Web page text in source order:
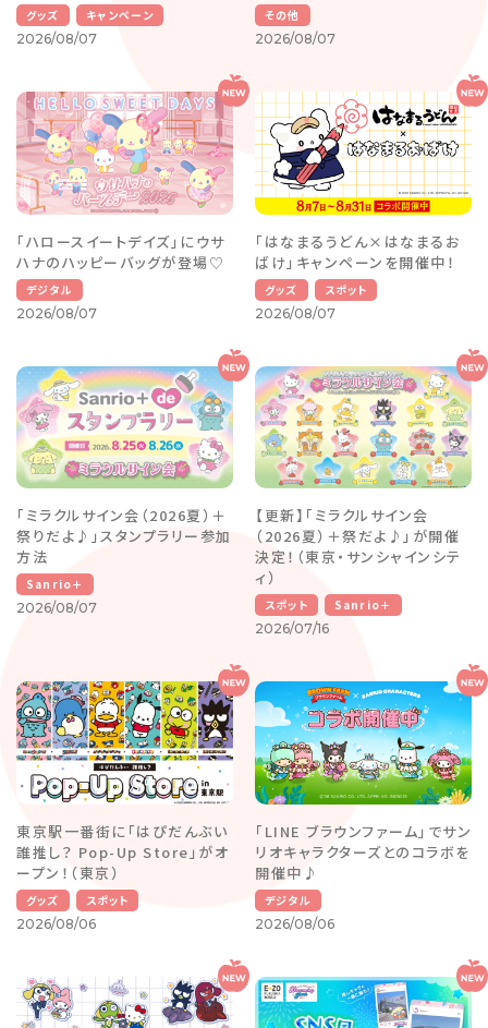
グッズ
キャンペーン
2026/08/07
その他
2026/08/07
「ハロースイートデイズ」にウサ
ハナのハッピーバッグが登場♡
デジタル
2026/08/07
「はなまるうどん×はなまるお
ばけ」キャンペーンを開催中！
グッズ
スポット
2026/08/07
「ミラクルサイン会（2026夏）＋
祭りだよ♪」スタンプラリー参加
方法
Sanrio＋
2026/08/07
【更新】「ミラクルサイン会
（2026夏）＋祭だよ♪」が開催
決定！（東京・サンシャインシテ
ィ）
スポット
Sanrio＋
2026/07/16
東京駅一番街に「はぴだんぶい
誰推し？ Pop-Up Store」がオ
ープン！（東京）
グッズ
スポット
2026/08/06
「LINE ブラウンファーム」でサン
リオキャラクターズとのコラボを
開催中♪
デジタル
2026/08/06